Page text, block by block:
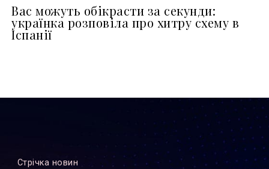
Вас можуть обікрасти за секунди:
українка розповіла про хитру схему в
Іспанії
Стрiчка новин